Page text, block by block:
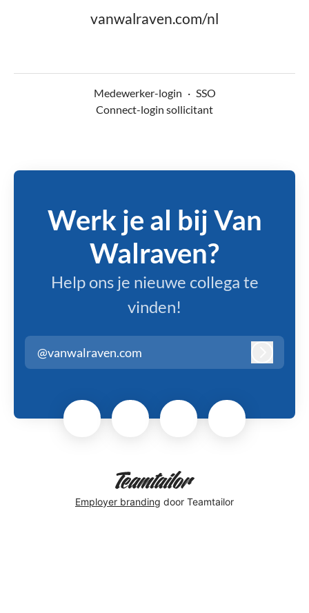
vanwalraven.com/nl
Medewerker-login · SSO
Connect-login sollicitant
Werk je al bij Van
Walraven?
Help ons je nieuwe collega te
vinden!
@vanwalraven.com
Employer branding door Teamtailor